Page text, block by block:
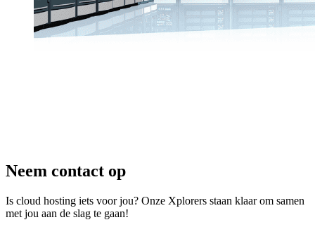
Neem contact op
Is cloud hosting iets voor jou? Onze Xplorers staan klaar om samen
met jou aan de slag te gaan!